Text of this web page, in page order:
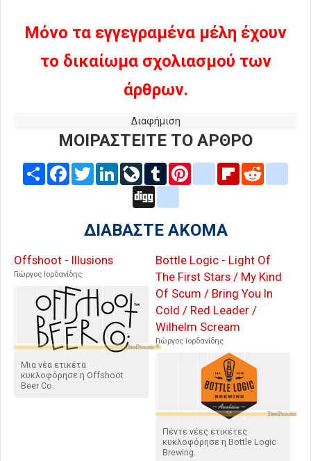
Μόνο τα εγγεγραμένα μέλη έχουν
το δικαίωμα σχολιασμού των
άρθρων.
Διαφήμιση
ΜΟΙΡΑΣΤΕΙΤΕ ΤΟ ΑΡΘΡΟ
Share FacebookTwitterLinkedInLiveJournal
Tumblr Pinterestblogger_post
Flipboard
ΔΙΑΒΑΣΤΕ ΑΚΟΜΑ
Offshoot - Illusions
Γιώργος Ιορδανίδης
Μια νέα ετικέτα
κυκλοφόρησε η Offshoot
Beer Co.
Bottle Logic - Light Of
The First Stars / My Kind
Of Scum / Bring You In
Cold / Red Leader /
Wilhelm Scream
Γιώργος Ιορδανίδης
Πέντε νέες ετικέτες
κυκλοφόρησε η Bottle Logic
Brewing.